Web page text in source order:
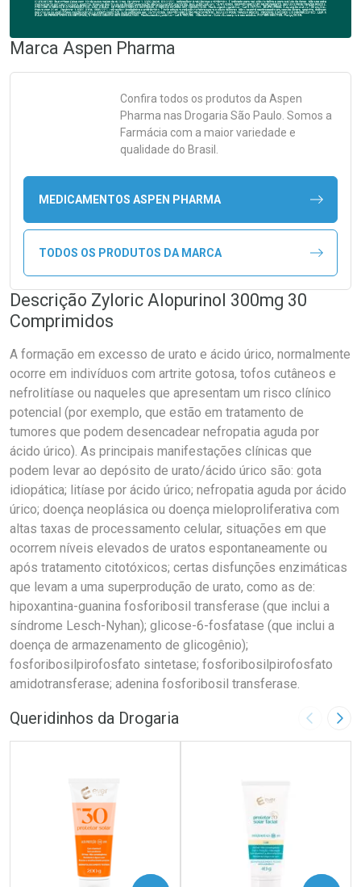
Marca Aspen Pharma
Confira todos os produtos da Aspen
Pharma nas Drogaria São Paulo. Somos a
Farmácia com a maior variedade e
qualidade do Brasil.
MEDICAMENTOS ASPEN PHARMA
TODOS OS PRODUTOS DA MARCA
Descrição Zyloric Alopurinol 300mg 30
Comprimidos
A formação em excesso de urato e ácido úrico, normalmente
ocorre em indivíduos com artrite gotosa, tofos cutâneos e
nefrolitíase ou naqueles que apresentam um risco clínico
potencial (por exemplo, que estão em tratamento de
tumores que podem desencadear nefropatia aguda por
ácido úrico). As principais manifestações clínicas que
podem levar ao depósito de urato/ácido úrico são: gota
idiopática; litíase por ácido úrico; nefropatia aguda por ácido
úrico; doença neoplásica ou doença mieloproliferativa com
altas taxas de processamento celular, situações em que
ocorrem níveis elevados de uratos espontaneamente ou
após tratamento citotóxicos; certas disfunções enzimáticas
que levam a uma superprodução de urato, como as de:
hipoxantina-guanina fosforibosil transferase (que inclui a
síndrome Lesch-Nyhan); glicose-6-fosfatase (que inclui a
doença de armazenamento de glicogênio);
fosforibosilpirofosfato sintetase; fosforibosilpirofosfato
amidotransferase; adenina fosforibosil transferase.
Queridinhos da Drogaria Imagem